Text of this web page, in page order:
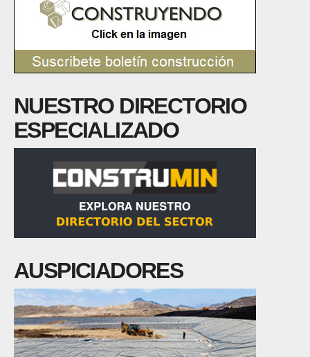
NUESTRO DIRECTORIO
ESPECIALIZADO
AUSPICIADORES